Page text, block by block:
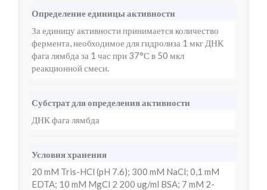
Определение единицы активности
За единицу активности принимается количество
фермента, необходимое для гидролиза 1 мкг ДНК
фага лямбда за 1 час при 37°С в 50 мкл
реакционной смеси.
Субстрат для определения активности
ДНК фага лямбда
Условия хранения
20 mM Tris-HCl (pH 7.6); 300 mM NaCl; 0,1 mM
EDTA; 10 mM MgCl 2 200 ug/ml BSA; 7 mM 2-